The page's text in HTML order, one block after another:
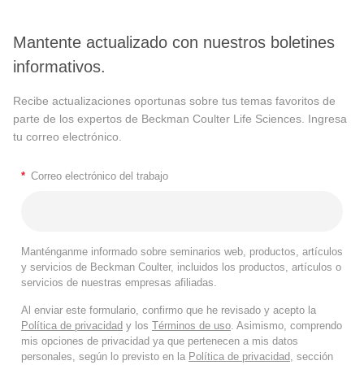
Mantente actualizado con nuestros boletines
informativos.
Recibe actualizaciones oportunas sobre tus temas favoritos de
parte de los expertos de Beckman Coulter Life Sciences. Ingresa
tu correo electrónico.
* Correo electrónico del trabajo
Manténganme informado sobre seminarios web, productos, artículos
y servicios de Beckman Coulter, incluidos los productos, artículos o
servicios de nuestras empresas afiliadas.
Al enviar este formulario, confirmo que he revisado y acepto la
Política de privacidad y los Términos de uso. Asimismo, comprendo
mis opciones de privacidad ya que pertenecen a mis datos
personales, según lo previsto en la Política de privacidad, sección